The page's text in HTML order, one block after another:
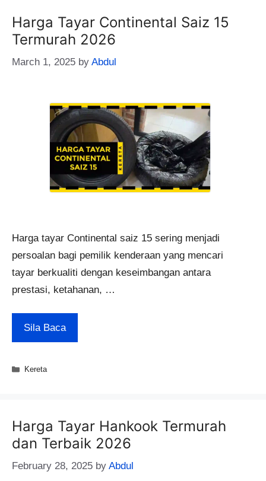
Harga Tayar Continental Saiz 15
Termurah 2026
March 1, 2025 by Abdul
Harga tayar Continental saiz 15 sering menjadi
persoalan bagi pemilik kenderaan yang mencari
tayar berkualiti dengan keseimbangan antara
prestasi, ketahanan, …
Sila Baca
Categories
Kereta
Harga Tayar Hankook Termurah
dan Terbaik 2026
February 28, 2025 by Abdul